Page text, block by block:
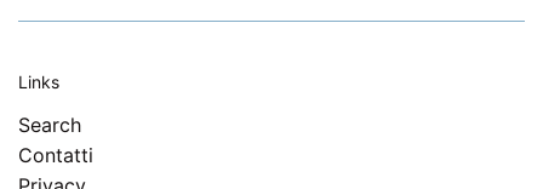
Links
Search
Contatti